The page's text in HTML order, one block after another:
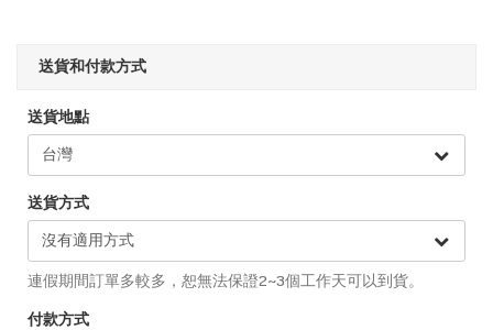
送貨和付款方式
送貨地點
送貨方式
連假期間訂單多較多，恕無法保證2~3個工作天可以到貨。
付款方式